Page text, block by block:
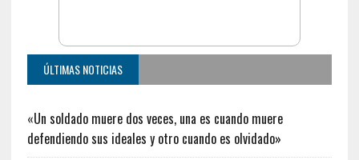
ÚLTIMAS NOTICIAS
«Un soldado muere dos veces, una es cuando muere
defendiendo sus ideales y otro cuando es olvidado»